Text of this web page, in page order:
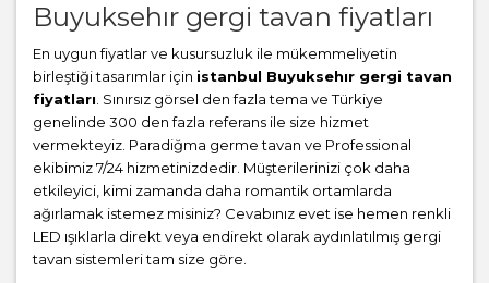
Buyuksehır gergi tavan fiyatları
En uygun fiyatlar ve kusursuzluk ile mükemmeliyetin
birleştiği tasarımlar için istanbul Buyuksehır gergi tavan
fiyatları . Sınırsız görsel den fazla tema ve Türkiye
genelinde 300 den fazla referans ile size hizmet
vermekteyiz. Paradiğma germe tavan ve Professional
ekibimiz 7/24 hizmetinizdedir. Müşterilerinizi çok daha
etkileyici, kimi zamanda daha romantik ortamlarda
ağırlamak istemez misiniz? Cevabınız evet ise hemen renkli
LED ışıklarla direkt veya endirekt olarak aydınlatılmış gergi
tavan sistemleri tam size göre.